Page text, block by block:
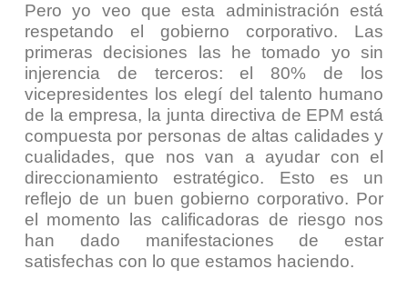
Pero yo veo que esta administración está
respetando el gobierno corporativo. Las
primeras decisiones las he tomado yo sin
injerencia de terceros: el 80% de los
vicepresidentes los elegí del talento humano
de la empresa, la junta directiva de EPM está
compuesta por personas de altas calidades y
cualidades, que nos van a ayudar con el
direccionamiento estratégico. Esto es un
reflejo de un buen gobierno corporativo. Por
el momento las calificadoras de riesgo nos
han dado manifestaciones de estar
satisfechas con lo que estamos haciendo.